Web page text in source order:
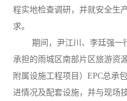
程实地检查调研，并就安全生
求。
期间，尹江川、李廷强一行
承担的雨城区南部片区旅游资
附属设施工程项目）EPC总承
进情况及配套设施，并与现场